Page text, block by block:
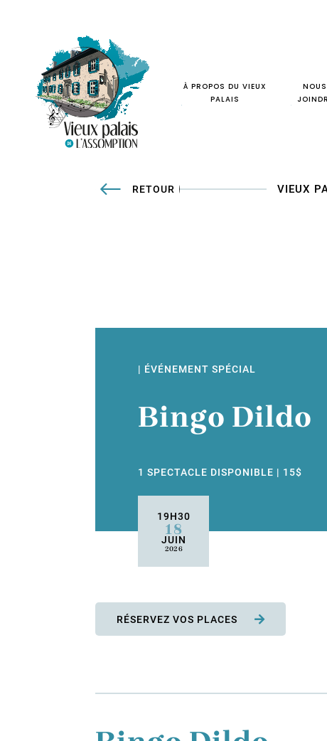
À PROPOS DU VIEUX
PALAIS
NOUS
RETOUR VIEUX
| ÉVÉNEMENT SPÉCIAL
Bingo Dildo
1 SPECTACLE DISPONIBLE | 15$
19H30
18
JUIN
2026
RÉSERVEZ VOS PLACES